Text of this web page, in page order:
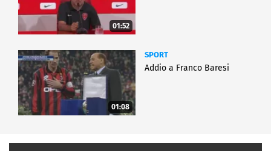
01:52
01:08
SPORT
Addio a Franco Baresi